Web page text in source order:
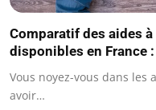
Comparatif des aides
disponibles en France
Vous noyez-vous dans les
avoir…